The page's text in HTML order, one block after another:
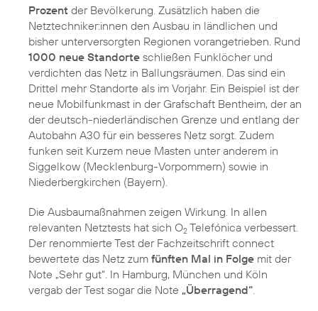
Prozent der Bevölkerung. Zusätzlich haben die
Netztechniker:innen den Ausbau in ländlichen und
bisher unterversorgten Regionen vorangetrieben. Rund
1000 neue Standorte schließen Funklöcher und
verdichten das Netz in Ballungsräumen. Das sind ein
Drittel mehr Standorte als im Vorjahr. Ein Beispiel ist der
neue Mobilfunkmast in der Grafschaft Bentheim, der an
der deutsch-niederländischen Grenze und entlang der
Autobahn A30 für ein besseres Netz sorgt. Zudem
funken seit Kurzem neue Masten unter anderem in
Siggelkow (Mecklenburg-Vorpommern) sowie in
Niederbergkirchen (Bayern).
Die Ausbaumaßnahmen zeigen Wirkung. In allen
relevanten Netztests hat sich O2 Telefónica verbessert.
Der renommierte Test der Fachzeitschrift connect
bewertete das Netz zum fünften Mal in Folge mit der
Note „Sehr gut“. In Hamburg, München und Köln
vergab der Test sogar die Note „Überragend“.